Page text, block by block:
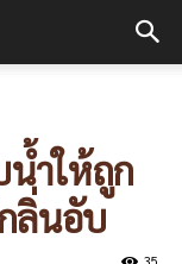
น้ำให้ถูก
ลิ่นอับ